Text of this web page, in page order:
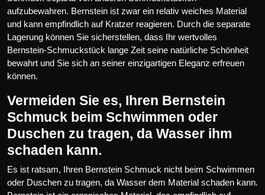
aufzubewahren. Bernstein ist zwar ein relativ weiches Material
und kann empfindlich auf Kratzer reagieren. Durch die separate
Lagerung können Sie sicherstellen, dass Ihr wertvolles
Bernstein-Schmuckstück lange Zeit seine natürliche Schönheit
bewahrt und Sie sich an seiner einzigartigen Eleganz erfreuen
können.
Vermeiden Sie es, Ihren Bernstein
Schmuck beim Schwimmen oder
Duschen zu tragen, da Wasser ihm
schaden kann.
Es ist ratsam, Ihren Bernstein Schmuck nicht beim Schwimmen
oder Duschen zu tragen, da Wasser dem Material schaden kann.